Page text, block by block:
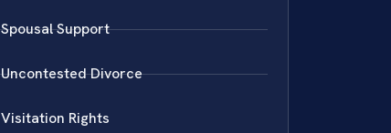
Spousal Support
Uncontested Divorce
Visitation Rights